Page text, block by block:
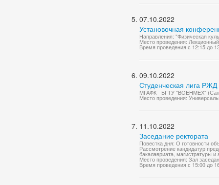
07.10.2022
Установочная
Направления: "Физическая
Место проведения:
Время проведения с 12:15 до
09.10.2022
Студенческая лига
МГАФК - БГТУ "ВОЕНМЕХ"
Место проведения:
11.10.2022
Заседание ректората
Повестка дня: О готовности
Рассмотрение кандидатур
бакалавриата, магистратуры
Место проведения: Зал
Время проведения с 15:00 до